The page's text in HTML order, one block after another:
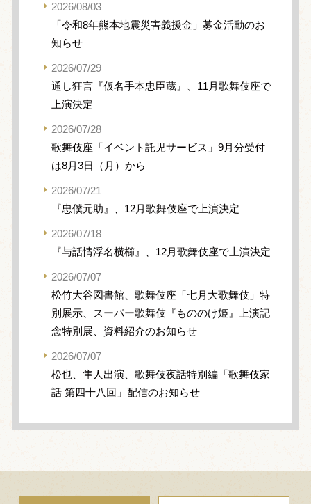
2026/08/03
「令和8年熊本地震災害義援金」募金活動のお
知らせ
2026/07/29
通し狂言『仮名手本忠臣蔵』、11月歌舞伎座で
上演決定
2026/07/28
歌舞伎座「イベント託児サービス」9月分受付
は8月3日（月）から
2026/07/21
『忠僕元助』、12月歌舞伎座で上演決定
2026/07/18
『与話情浮名横櫛』、12月歌舞伎座で上演決定
2026/07/07
松竹大谷図書館、歌舞伎座「七月大歌舞伎」特
別展示、スーパー歌舞伎『もののけ姫』上演記
念特別展、資料紹介のお知らせ
2026/07/07
松也、隼人出演、歌舞伎夜話特別編「歌舞伎家
話 第四十八回」配信のお知らせ